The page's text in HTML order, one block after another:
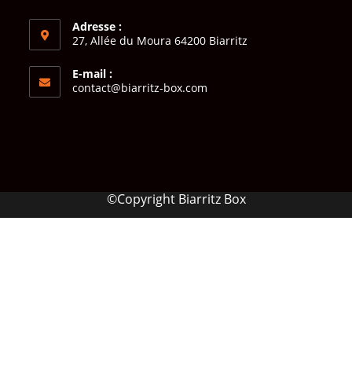
Adresse :
27, Allée du Moura 64200 Biarritz
E-mail :
contact@biarritz-box.com
©Copyright Biarritz Box